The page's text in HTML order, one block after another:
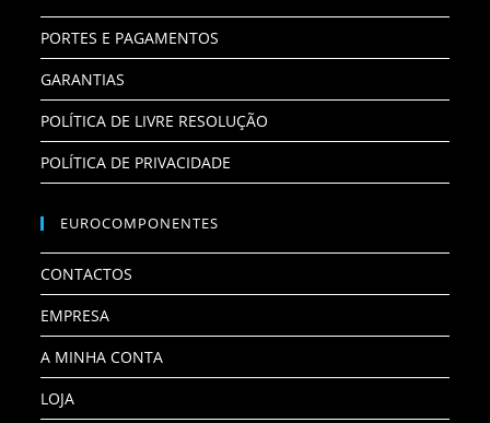
PORTES E PAGAMENTOS
GARANTIAS
POLÍTICA DE LIVRE RESOLUÇÃO
POLÍTICA DE PRIVACIDADE
EUROCOMPONENTES
CONTACTOS
EMPRESA
A MINHA CONTA
LOJA